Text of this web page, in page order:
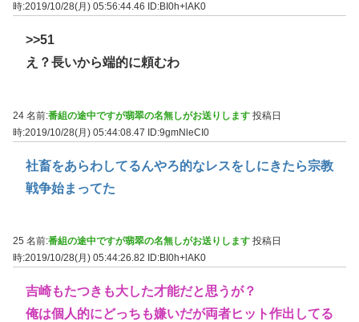
時:2019/10/28(月) 05:56:44.46
ID:BI0h+lAK0
>>51
え？長いから端的に頼むわ
24 名前:番組の途中ですが翡翠の名無しがお送りします 投稿日
時:2019/10/28(月) 05:44:08.47 ID:9gmNleCI0
社畜をあらわしてるんやろ的なレスをしにきたら宗教
戦争始まってた
25 名前:番組の途中ですが翡翠の名無しがお送りします 投稿日
時:2019/10/28(月) 05:44:26.82
ID:BI0h+lAK0
吉崎もたつきも大した才能だと思うが？
俺は個人的にどっちも嫌いだが両者ヒット作出してる